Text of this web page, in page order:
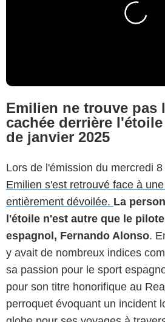
Emilien ne trouve pas
cachée derrière
de janvier 2025
Lors de l'émission du mercredi
Emilien s'est retrouvé face à
entièrement dévoilée. La
l'étoile n'est autre que le
espagnol, Fernando Alonso.
y avait de nombreux indices
sa passion pour le sport
pour son titre honorifique au
perroquet évoquant un incident